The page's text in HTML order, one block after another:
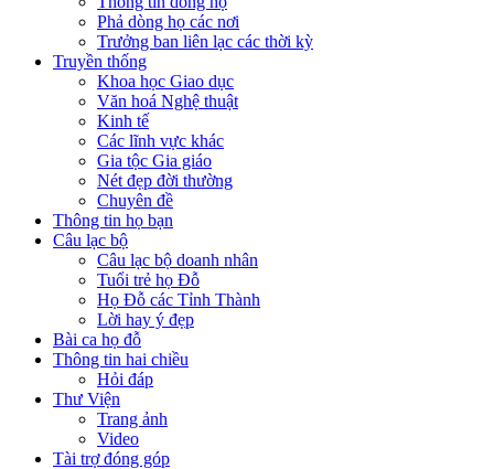
Phả dòng họ các nơi
Trưởng ban liên lạc các thời kỳ
Truyền thống
Khoa học Giao dục
Văn hoá Nghệ thuật
Kinh tế
Các lĩnh vực khác
Gia tộc Gia giáo
Nét đẹp đời thường
Chuyên đề
Thông tin họ bạn
Câu lạc bộ
Câu lạc bộ doanh nhân
Tuổi trẻ họ Đỗ
Họ Đỗ các Tỉnh Thành
Lời hay ý đẹp
Bài ca họ đỗ
Thông tin hai chiều
Hỏi đáp
Thư Viện
Trang ảnh
Video
Tài trợ đóng góp